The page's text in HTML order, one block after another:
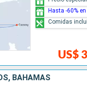
US$
Hasta -60%
Comidas
BAHAMAS